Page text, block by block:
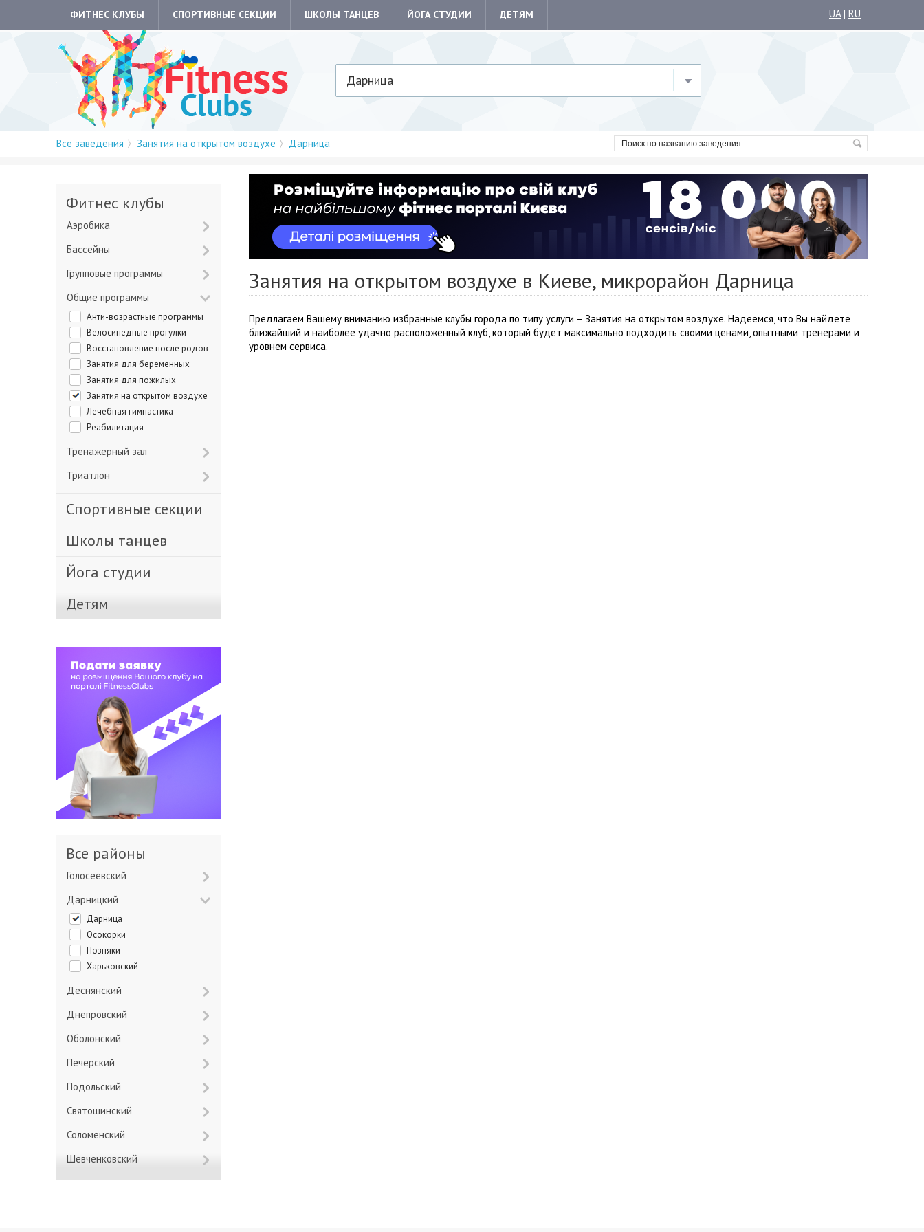
ФИТНЕС КЛУБЫ СПОРТИВНЫЕ СЕКЦИИ ШКОЛЫ ТАНЦЕВ ЙОГА СТУДИИ ДЕТЯМ UA| RU
Дарница
Все заведения Занятия на открытом воздухе Дарница
Занятия на открытом воздухе в Киеве, микрорайон Дарница
Предлагаем Вашему вниманию избранные клубы города по типу услуги – Занятия на открытом воздухе. Надеемся, что Вы найдете
ближайший и наиболее удачно расположенный клуб, который будет максимально подходить своими ценами, опытными тренерами и
уровнем сервиса.
Фитнес клубы
Аэробика
Бассейны
Групповые программы
Общие программы
Анти-возрастные программы
Велосипедные прогулки
Восстановление после родов
Занятия для беременных
Занятия для пожилых
Занятия на открытом воздухе
Лечебная гимнастика
Реабилитация
Тренажерный зал
Триатлон
Спортивные секции
Школы танцев
Йога студии
Детям
Все районы
Голосеевский
Дарницкий
Дарница
Осокорки
Позняки
Харьковский
Деснянский
Днепровский
Оболонский
Печерский
Подольский
Святошинский
Соломенский
Шевченковский